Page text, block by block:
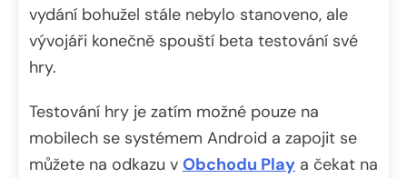
vydání bohužel stále nebylo stanoveno, ale
vývojáři konečně spouští beta testování své
hry.
Testování hry je zatím možné pouze na
mobilech se systémem Android a zapojit se
můžete na odkazu v Obchodu Play a čekat na